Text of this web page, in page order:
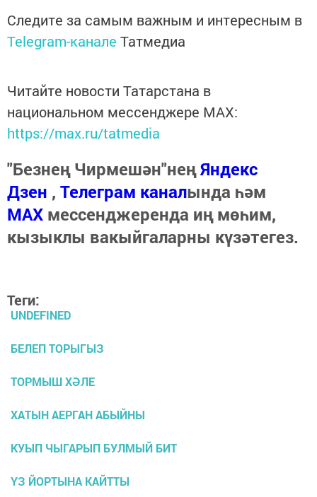
Следите за самым важным и интересным в
Telegram-канале Татмедиа
Читайте новости Татарстана в
национальном мессенджере MАХ:
https://max.ru/tatmedia
"Безнең Чирмешән"неңЯндекс
Дзен , Телеграм каналында һәм
МАХ мессенджеренда иң мөһим,
кызыклы вакыйгаларны күзәтегез.
Теги:
UNDEFINED
БЕЛЕП ТОРЫГЫЗ
ТОРМЫШ ХӘЛЕ
ХАТЫН АЕРГАН АБЫЙНЫ
КУЫП ЧЫГАРЫП БУЛМЫЙ БИТ
ҮЗ ЙОРТЫНА КАЙТТЫ